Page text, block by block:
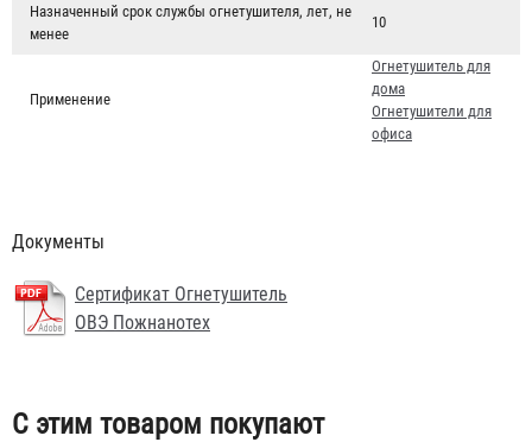
Назначенный срок службы огнетушителя, лет, не
менее
10
Применение
Огнетушитель для
дома
Огнетушители для
офиса
Документы
Сертификат Огнетушитель
ОВЭ Пожнанотех
С этим товаром покупают